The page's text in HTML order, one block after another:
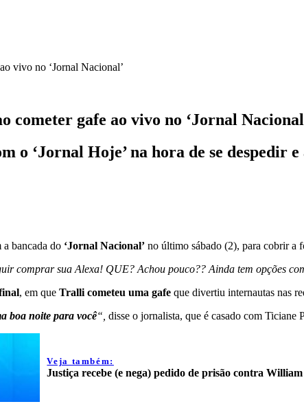
vivo no ‘Jornal Nacional’
cometer gafe ao vivo no ‘Jornal
o ‘Jornal Hoje’ na hora de se despedir
a bancada do ‘Jornal Nacional’ no último sábado (2), para cobrir a
comprar sua Alexa! QUE? Achou pouco?? Ainda tem opções
, em que Tralli cometeu uma gafe que divertiu internautas nas
boa noite para você“, disse o jornalista, que é casado com Ticiane
Veja também:
Justiça recebe (e nega) pedido de prisão contra